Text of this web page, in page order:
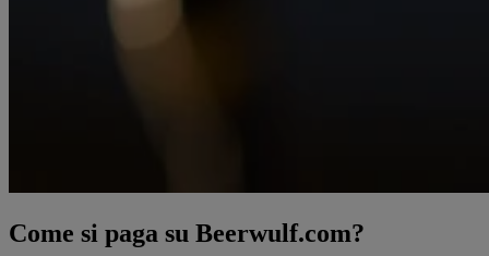
Come si paga su Beerwulf.com?